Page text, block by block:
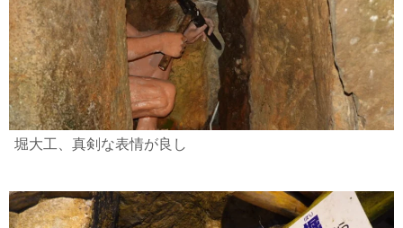
堀大工、真剣な表情が良し